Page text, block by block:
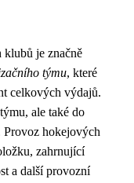
klubů je značně
týmu, které
celkových výdajů.
ale také do
hokejových
zahrnující
a další provozní